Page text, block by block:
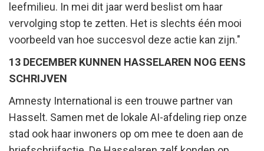
leefmilieu. In mei dit jaar werd beslist om haar
vervolging stop te zetten. Het is slechts één mooi
voorbeeld van hoe succesvol deze actie kan zijn."
13 DECEMBER KUNNEN HASSELAREN NOG EENS
SCHRIJVEN
Amnesty International is een trouwe partner van
Hasselt. Samen met de lokale AI-afdeling riep onze
stad ook haar inwoners op om mee te doen aan de